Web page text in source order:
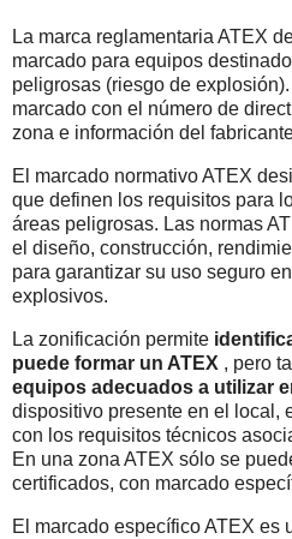
La marca reglamentaria ATEX
marcado para equipos
peligrosas (riesgo de
marcado con el número de
zona e información del
El marcado normativo ATEX
que definen los requisitos para
áreas peligrosas. Las normas
el diseño, construcción,
para garantizar su uso seguro
explosivos.
La zonificación permite
puede formar un ATEX , pero
equipos adecuados a utilizar
dispositivo presente en el local,
con los requisitos técnicos
En una zona ATEX sólo se
certificados, con marcado
El marcado específico ATEX es